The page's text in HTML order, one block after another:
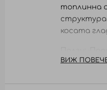
топлинна
косата
Начин на
ВИЖ